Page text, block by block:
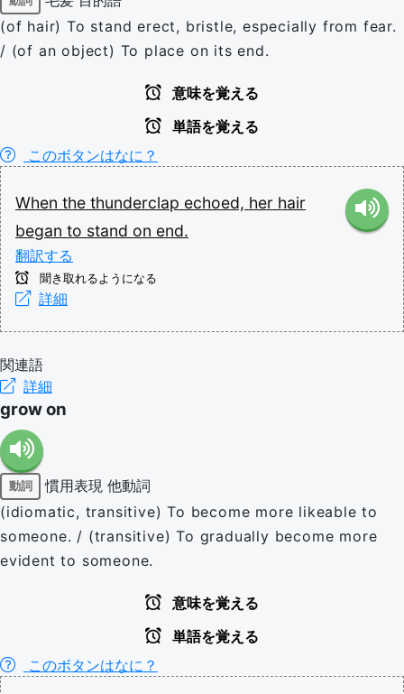
(of hair) To stand erect, bristle, especially from fear.
/ (of an object) To place on its end.
意味を覚える
単語を覚える
このボタンはなに？
When the thunderclap echoed, her hair
began to stand on end.
翻訳する
聞き取れるようになる
詳細
関連語
詳細
grow on
動詞 慣用表現 他動詞
(idiomatic, transitive) To become more likeable to
someone. / (transitive) To gradually become more
evident to someone.
意味を覚える
単語を覚える
このボタンはなに？